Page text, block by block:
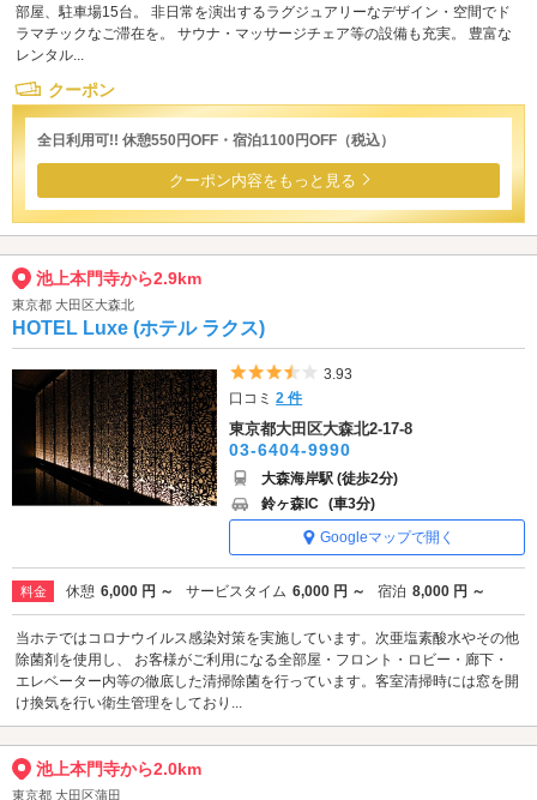
部屋、駐車場15台。 非日常を演出するラグジュアリーなデザイン・空間でド
ラマチックなご滞在を。 サウナ・マッサージチェア等の設備も充実。 豊富な
レンタル...
クーポン
全日利用可!! 休憩550円OFF・宿泊1100円OFF（税込）
クーポン内容をもっと見る
池上本門寺から2.9km
東京都 大田区大森北
HOTEL Luxe (ホテル ラクス)
5つ星のうち3.5
3.93
口コミ2 件
東京都大田区大森北2-17-8
03-6404-9990
大森海岸駅 (徒歩2分)
鈴ヶ森IC (車3分)
Googleマップで開く
料金 休憩 6,000 円 ～ サービスタイム 6,000 円 ～ 宿泊 8,000 円 ～
当ホテではコロナウイルス感染対策を実施しています。次亜塩素酸水やその他
除菌剤を使用し、 お客様がご利用になる全部屋・フロント・ロビー・廊下・
エレベーター内等の徹底した清掃除菌を行っています。客室清掃時には窓を開
け換気を行い衛生管理をしており...
池上本門寺から2.0km
東京都 大田区蒲田